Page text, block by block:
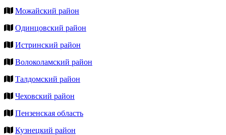
Можайский район
Одинцовский район
Истринский район
Волоколамский район
Талдомский район
Чеховский район
Пензенская область
Кузнецкий район